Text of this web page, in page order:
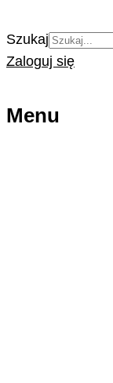
Szukaj
Zaloguj się
Menu